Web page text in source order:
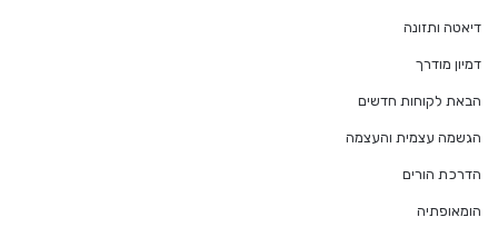
דיאטה ותזונה
דמיון מודרך
הבאת לקוחות חדשים
הגשמה עצמית והעצמה
הדרכת הורים
הומאופתיה